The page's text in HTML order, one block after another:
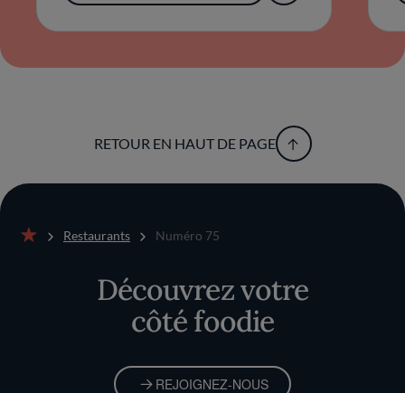
RETOUR EN HAUT DE PAGE
Restaurants Numéro 75
Découvrez votre
côté foodie
REJOIGNEZ-NOUS